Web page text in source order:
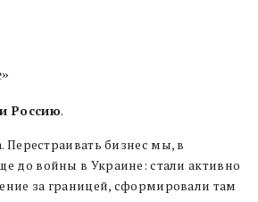
Россию.
Перестраивать бизнес мы, в
до войны в Украине: стали активно
за границей, сформировали там